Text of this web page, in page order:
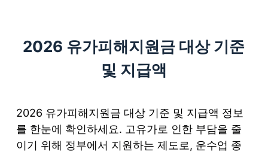
c
o
n
2026 유가피해지원금 대상 기준
및 지급액
2026 유가피해지원금 대상 기준 및 지급액 정보
를 한눈에 확인하세요. 고유가로 인한 부담을 줄
이기 위해 정부에서 지원하는 제도로, 운수업 종